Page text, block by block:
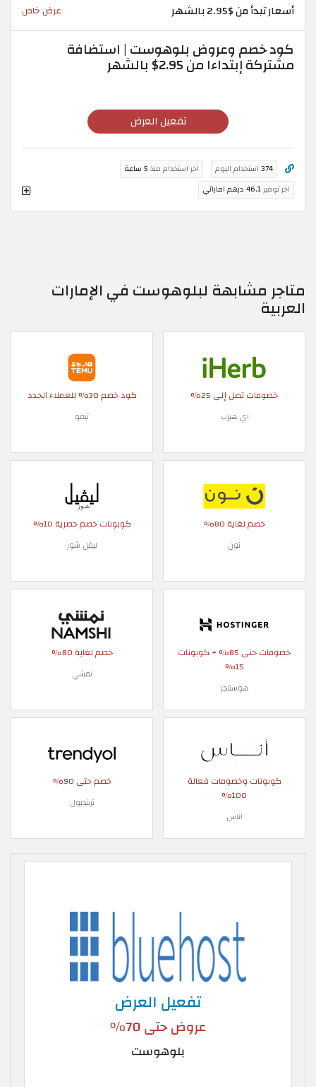
أسعار تبدأ من $2.95 بالشهر عرض خاص
كود خصم وعروض بلوهوست | استضافة
مشتركة إبتداءا من 2.95$ بالشهر
تفعيل العرض
374 استخدام اليوم اخر استخدام منذ 5 ساعة
اخر توفير46.1 درهم اماراتي
متاجر مشابهة لبلوهوست في الإمارات
العربية
خصومات تصل إلى 25%
اي هيرب
كود خصم 30% للعملاء الجدد
تيمو
خصم لغاية 80%
نون
كوبونات خصم حصرية 10%
ليفل شوز
خصومات حتى 85% + كوبونات
15%
هوستنجر
خصم لغاية 80%
نمشي
كوبونات وخصومات فعالة
100%
اناس
خصم حتى 90%
ترينديول